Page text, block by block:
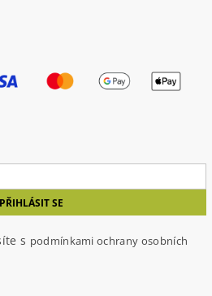
s podmínkami ochrany osobních